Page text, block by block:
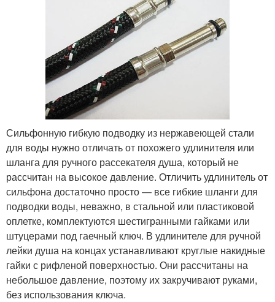
Сильфонную гибкую подводку из нержавеющей стали
для воды нужно отличать от похожего удлинителя или
шланга для ручного рассекателя душа, который не
рассчитан на высокое давление. Отличить удлинитель от
сильфона достаточно просто — все гибкие шланги для
подводки воды, неважно, в стальной или пластиковой
оплетке, комплектуются шестигранными гайками или
штуцерами под гаечный ключ. В удлинителе для ручной
лейки душа на концах устанавливают круглые накидные
гайки с рифленой поверхностью. Они рассчитаны на
небольшое давление, поэтому их закручивают руками,
без использования ключа.